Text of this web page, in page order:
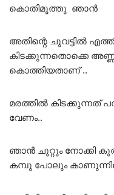
കൊതിമൂത്തു ഞാൻ
അതിന്റെ ചുവട്ടിൽ
കിടക്കുന്നതൊക്കെ
കൊത്തിയതാണ് ..
മരത്തിൽ കിടക്കുന്നത്
വേണം..
ഞാൻ ചുറ്റും നോക്കി
കമ്പു പോലും